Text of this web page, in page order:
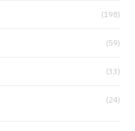
(198)
(59)
(33)
(24)